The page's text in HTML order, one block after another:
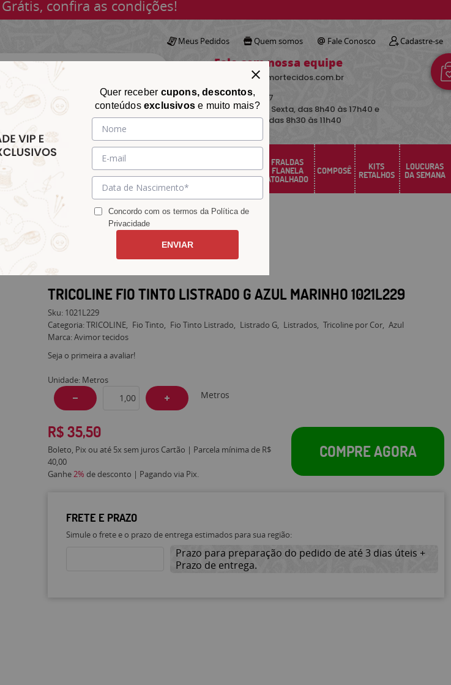
confira as condições!
Meus Pedidos Quem somos Fale Conosco Cadastre-se
Fale com nossa equipe
contato@avimortecidos.com.br
(34)3219-5157
De Segunda a Sexta, das 8h40 às 17h40 e
aos sábados das 8h30 às 11h40
E
AVIAMENTOS
&
ACESSÓRIOS
PARA
DECORAÇÃO
PERCAL SANTA FÉ
FRALDAS
FLANELA
ATOALHADO
COMPOSÊ KITS
RETALHOS
LOUCURAS
DA SEMANA
TRICOLINE FIO TINTO LISTRADO G AZUL MARINHO 1021L229
Sku: 1021L229
Categoria:TRICOLINE Fio Tinto Fio Tinto Listrado Listrado G Listrados Tricoline por Cor Azul
Marca:Avimor tecidos
Seja o primeira a avaliar!
Unidade: Metros
Metros
R$ 35,50
Boleto, Pix ou até 5x sem juros Cartão | Parcela mínima de R$
40,00
Ganhe2% de desconto | Pagando via Pix.
COMPRE AGORA
FRETE E PRAZO
Simule o frete e o prazo de entrega estimados para sua região:
Prazo para preparação do pedido de até 3 dias úteis +
Prazo de entrega.
Quer receber cupons, descontos,
conteúdosexclusivose muito mais?
Concordo com os termos da Política de
Privacidade
ENVIAR